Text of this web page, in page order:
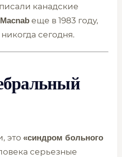
канадские
еще в 1983 году,
сегодня.
это «синдром больного
серьезные